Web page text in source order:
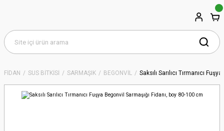
FİDAN SÜS BİTKİSİ SARMAŞIK BEGONVİL Saksılı Sarılıcı Tırmanıcı